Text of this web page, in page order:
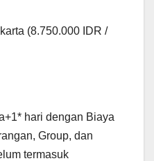
(8.750.000 IDR /
hari dengan Biaya
Group, dan
termasuk